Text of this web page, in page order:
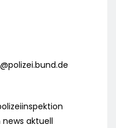
aktuell